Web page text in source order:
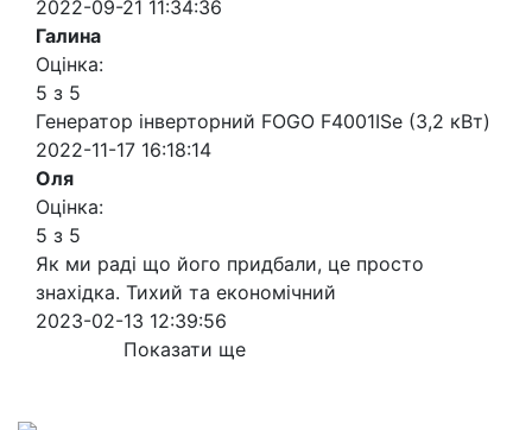
2022-09-21 11:34:36
Галина
Оцінка:
5 з 5
Генератор інверторний FOGO F4001ISe (3,2 кВт)
2022-11-17 16:18:14
Оля
Оцінка:
5 з 5
Як ми раді що його придбали, це просто
знахідка. Тихий та економічний
2023-02-13 12:39:56
Показати ще